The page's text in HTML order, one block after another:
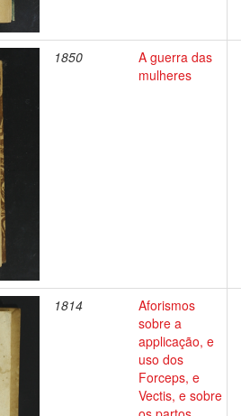
1850
A guerra das
mulheres
1814
Aforismos
sobre a
applicação, e
uso dos
Forceps, e
Vectis, e sobre